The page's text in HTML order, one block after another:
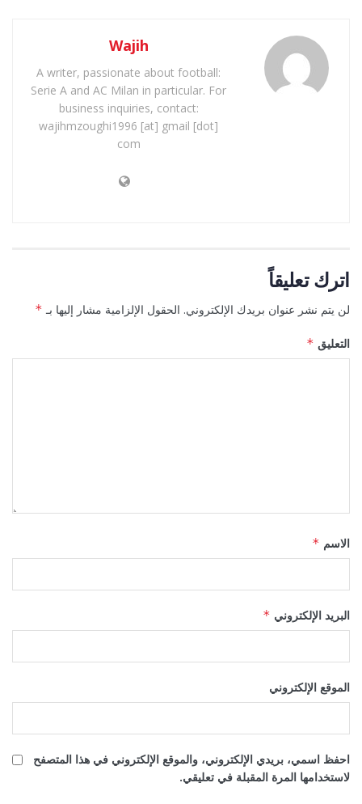
Wajih
A writer, passionate about football:
Serie A and AC Milan in particular. For
business inquiries, contact:
wajihmzoughi1996 [at] gmail [dot]
com
اترك تعليقاً
لن يتم نشر عنوان بريدك الإلكتروني. الحقول الإلزامية مشار إليها بـ *
التعليق *
الاسم *
البريد الإلكتروني *
الموقع الإلكتروني
احفظ اسمي، بريدي الإلكتروني، والموقع الإلكتروني في هذا المتصفح
لاستخدامها المرة المقبلة في تعليقي.